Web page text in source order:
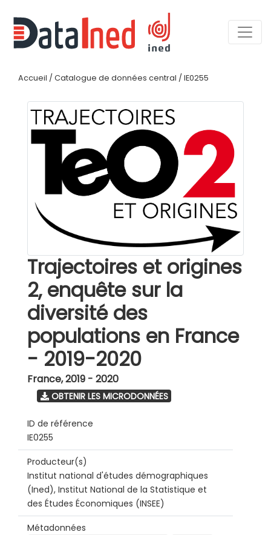
Accueil / Catalogue de données central / IE0255
Trajectoires et origines
2, enquête sur la
diversité des
populations en France
- 2019-2020
France,2019 - 2020
OBTENIR LES MICRODONNÉES
ID de référence
IE0255
Producteur(s)
Institut national d'études démographiques
(Ined), Institut National de la Statistique et
des Études Économiques (INSEE)
Métadonnées